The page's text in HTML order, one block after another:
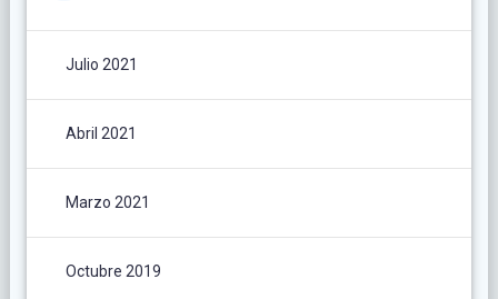
Julio 2021
Abril 2021
Marzo 2021
Octubre 2019